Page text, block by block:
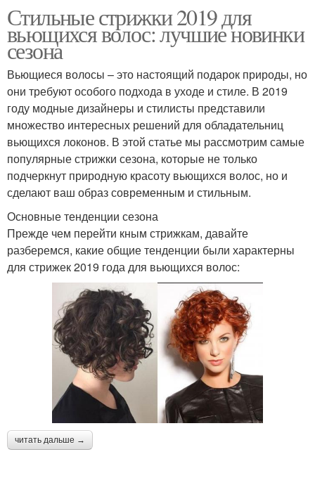
Стильные стрижки 2019 для
вьющихся волос: лучшие новинки
сезона
Вьющиеся волосы – это настоящий подарок природы, но
они требуют особого подхода в уходе и стиле. В 2019
году модные дизайнеры и стилисты представили
множество интересных решений для обладательниц
вьющихся локонов. В этой статье мы рассмотрим самые
популярные стрижки сезона, которые не только
подчеркнут природную красоту вьющихся волос, но и
сделают ваш образ современным и стильным.
Основные тенденции сезона
Прежде чем перейти кным стрижкам, давайте
разберемся, какие общие тенденции были характерны
для стрижек 2019 года для вьющихся волос:
читать дальше →